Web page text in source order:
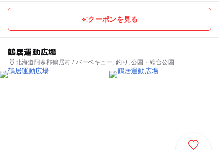
クーポンを見る
鶴居運動広場
北海道阿寒郡鶴居村 / バーベキュー, 釣り, 公園・総合公園